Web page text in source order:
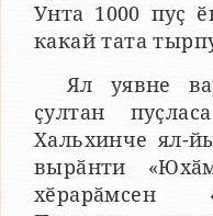
Унта 1000 пуҫ
какай тата
Ял уявне
ҫултан
Хальхинче ял-
вырӑнти
хӗрарӑмсен